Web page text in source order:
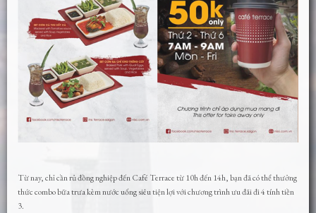
Từ nay, chỉ cần rủ đồng nghiệp đến Café Terrace từ 10h đến 14h, bạn đã có thể thưởng
thức combo bữa trưa kèm nước uống siêu tiện lợi với chương trình ưu đãi đi 4 tính tiền
3.